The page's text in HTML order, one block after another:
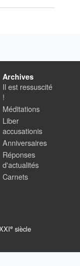
Archives
Il est ressuscité
!
Méditations
Liber
accusationis
Anniversaires
Réponses
d'actualités
Carnets
e siècle